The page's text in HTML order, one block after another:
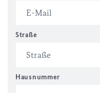
Straße
Hausnummer